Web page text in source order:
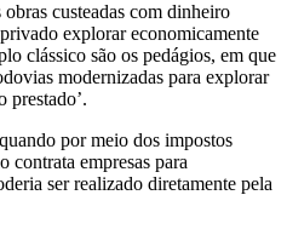
custeadas com dinheiro
explorar economicamente
clássico são os pedágios, em que
modernizadas para explorar
prestado’.
por meio dos impostos
contrata empresas para
ser realizado diretamente pela